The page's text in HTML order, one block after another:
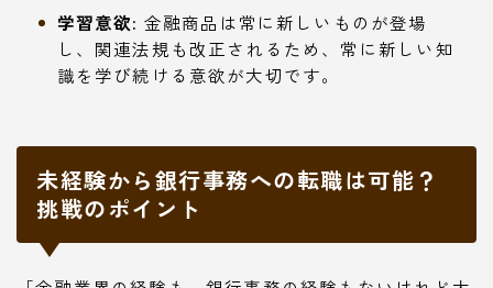
学習意欲: 金融商品は常に新しいものが登場
し、関連法規も改正されるため、常に新しい知
識を学び続ける意欲が大切です。
未経験から銀行事務への転職は可能？
挑戦のポイント